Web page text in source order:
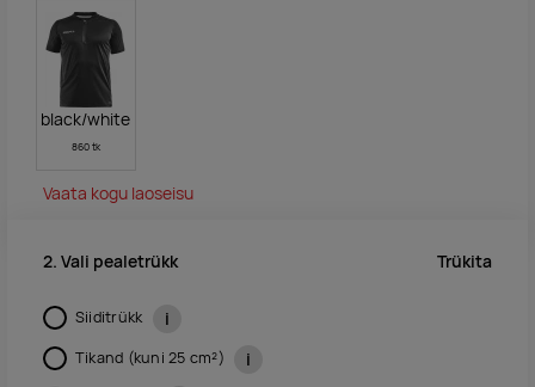
black/white
860 tk
Vaata kogu laoseisu
2. Vali pealetrükk Trükita
Siiditrükk i
Tikand (kuni 25 cm²) i